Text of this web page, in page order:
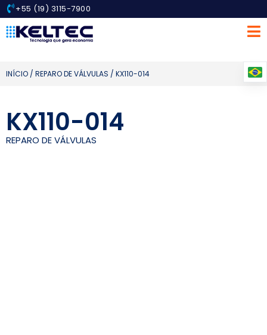
+55 (19) 3115-7900
INÍCIO / REPARO DE VÁLVULAS / KX110-014
KX110-014
REPARO DE VÁLVULAS